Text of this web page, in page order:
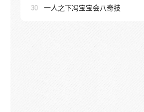
30 一人之下冯宝宝会八奇技